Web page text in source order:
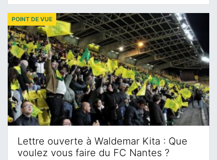
Lettre ouverte à Waldemar Kita : Que
voulez vous faire du FC Nantes ?
POINT DE VUE